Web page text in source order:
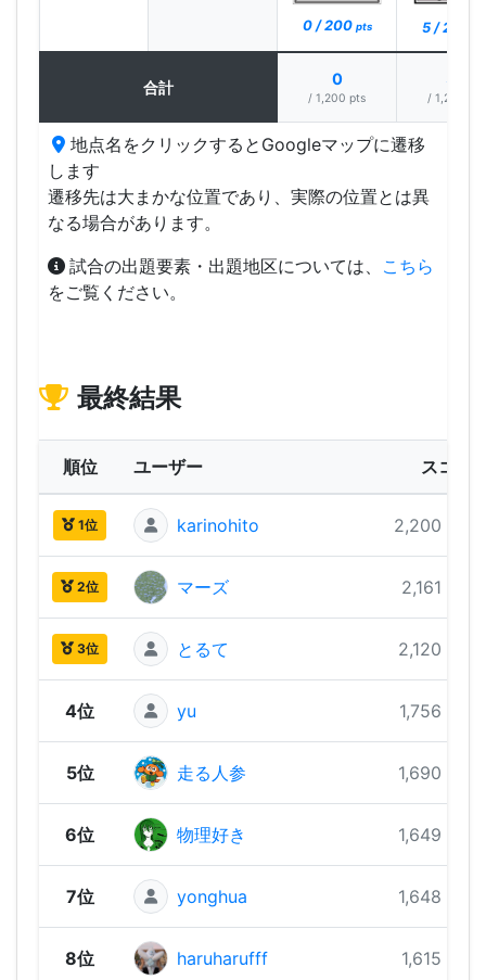
0 / 200 pts 5 / 200
合計 0
/ 1,200 pts
38
/ 1,200 pts
地点名をクリックするとGoogleマップに遷移
します
遷移先は大まかな位置であり、実際の位置とは異
なる場合があります。
試合の出題要素・出題地区については、 こちら
をご覧ください。
最終結果
順位 ユーザー スコア
1位 karinohito 2,200 pts
2位 マーズ 2,161 pts
3位 とるて 2,120 pts
4位 yu 1,756 pts
5位 走る人参 1,690 pts
6位 物理好き 1,649 pts
7位 yonghua 1,648 pts
8位 haruharufff 1,615 pts